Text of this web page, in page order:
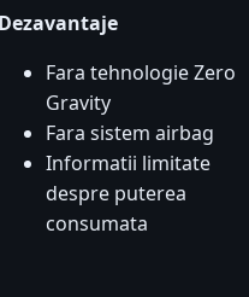
Dezavantaje
Fara tehnologie Zero
Gravity
Fara sistem airbag
Informatii limitate
despre puterea
consumata